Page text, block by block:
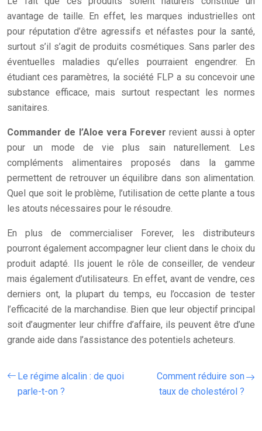
avantage de taille. En effet, les marques industrielles ont
pour réputation d’être agressifs et néfastes pour la santé,
surtout s’il s’agit de produits cosmétiques. Sans parler des
éventuelles maladies qu’elles pourraient engendrer. En
étudiant ces paramètres, la société FLP a su concevoir une
substance efficace, mais surtout respectant les normes
sanitaires.
Commander de l’Aloe vera Forever revient aussi à opter
pour un mode de vie plus sain naturellement. Les
compléments alimentaires proposés dans la gamme
permettent de retrouver un équilibre dans son alimentation.
Quel que soit le problème, l’utilisation de cette plante a tous
les atouts nécessaires pour le résoudre.
En plus de commercialiser Forever, les distributeurs
pourront également accompagner leur client dans le choix du
produit adapté. Ils jouent le rôle de conseiller, de vendeur
mais également d’utilisateurs. En effet, avant de vendre, ces
derniers ont, la plupart du temps, eu l’occasion de tester
l’efficacité de la marchandise. Bien que leur objectif principal
soit d’augmenter leur chiffre d’affaire, ils peuvent être d’une
grande aide dans l’assistance des potentiels acheteurs.
Le régime alcalin : de quoi
parle-t-on ?
Comment réduire son
taux de cholestérol ?